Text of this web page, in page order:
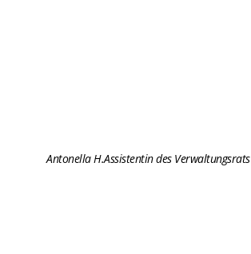
Antonella H.Assistentin des Verwaltungsrats